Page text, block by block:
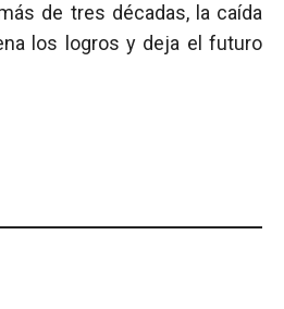
de tres décadas, la caída
los logros y deja el futuro